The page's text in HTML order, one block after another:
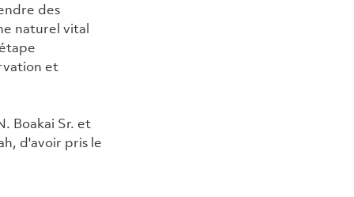
des
naturel vital
et
Boakai Sr. et
d'avoir pris le